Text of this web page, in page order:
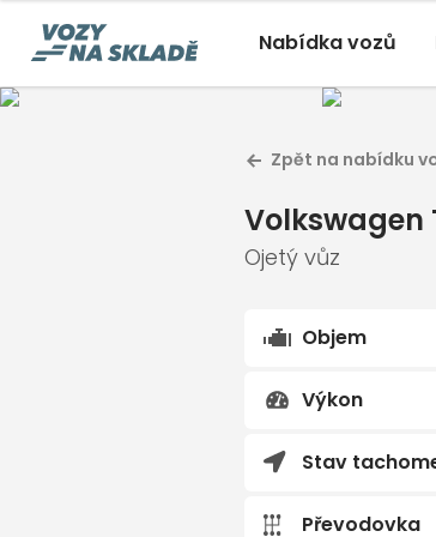
Nabídka vozů
Zpět na nabídku
Volkswagen
Ojetý vůz
Objem
Výkon
Stav
Převodovka
Volkswagen Touran
Ojetý, 02/2026, 5 300 Km